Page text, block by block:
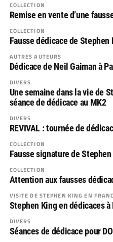
COLLECTION
Remise en vente d’une
COLLECTION
Fausse dédicace de Stephen
AUTRES AUTEURS
Dédicace de Neil Gaiman à
DIVERS
Une semaine dans la vie de
séance de dédicace au MK2
DIVERS
REVIVAL : tournée de
COLLECTION
Fausse signature de
COLLECTION
Attention aux fausses
VISITE DE STEPHEN KING EN
Stephen King en dédicaces à
DIVERS
Séances de dédicace pour